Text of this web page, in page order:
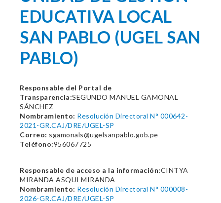
EDUCATIVA LOCAL
SAN PABLO (UGEL SAN
PABLO)
Responsable del Portal de
Transparencia:SEGUNDO MANUEL GAMONAL
SÁNCHEZ
Nombramiento: Resolución Directoral N° 000642-
2021-GR.CAJ/DRE/UGEL-SP
Correo: sgamonals@ugelsanpablo.gob.pe
Teléfono:956067725
Responsable de acceso a la información:CINTYA
MIRANDA ASQUI MIRANDA
Nombramiento: Resolución Directoral N° 000008-
2026-GR.CAJ/DRE/UGEL-SP